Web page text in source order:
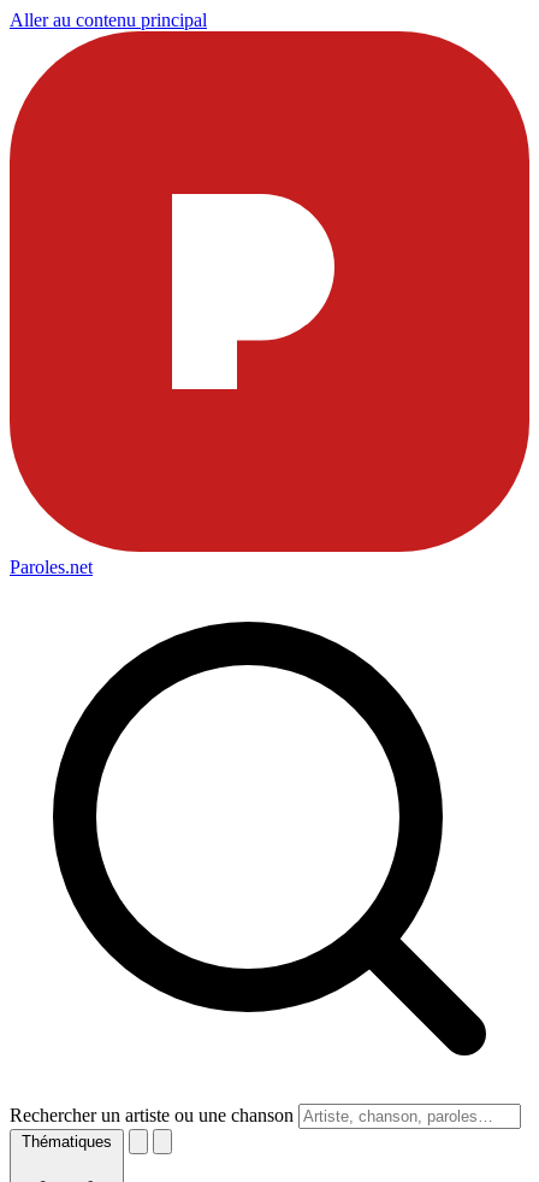
Aller au contenu principal
Paroles.net
Rechercher un artiste ou une chanson
Thématiques